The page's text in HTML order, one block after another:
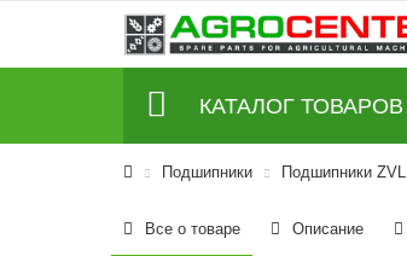
КАТАЛОГ ТОВАРОВ
Подшипники Подшипники ZVL
Все о товаре Описание